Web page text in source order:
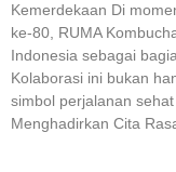
Kemerdekaan Di
ke-80, RUMA
Indonesia sebagai
Kolaborasi ini bukan
simbol perjalanan
Menghadirkan Cita